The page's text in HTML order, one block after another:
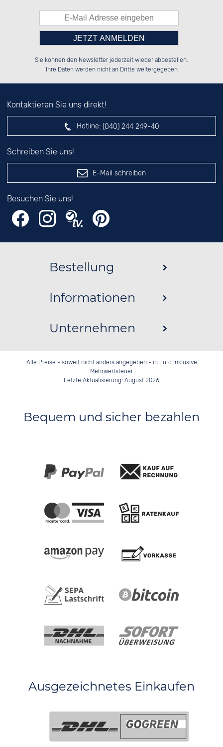
░░░░██░░██░░██░░░░████░░██░░██░░
░░████░░██░░██░░░░░░██░░██████░░
██░░░░░░██░░██░░░░░░██░░██░░██░░
Bitte tragen Sie die Zahl in
das nebenstehende Feld ein.
Sie können den Newsletter jederzeit wieder abbestellen.
Ihre Daten werden nicht an Dritte weitergegeben
Kontaktieren Sie uns direkt!
Hotline: (040) 244 249-40
Schreiben Sie uns!
E-Mail schreiben
Besuchen Sie uns!
Bestellung
Informationen
Unternehmen
Alle Preise - soweit nicht anders angegeben - in Euro inklusive
Mehrwertsteuer
Letzte Aktualisierung: August 2026
Bequem und sicher bezahlen
Ausgezeichnetes Einkaufen